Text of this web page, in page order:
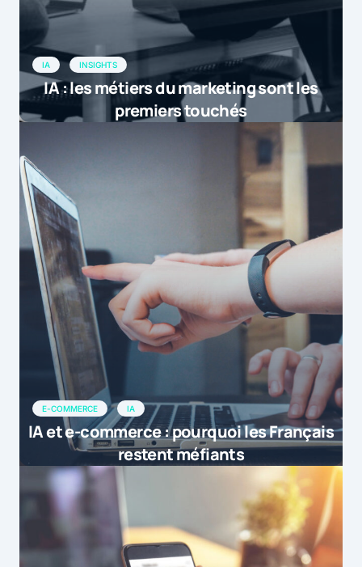
IA INSIGHTS
IA : les métiers du marketing sont les
premiers touchés
E-COMMERCE IA
IA et e-commerce : pourquoi les Français
restent méfiants